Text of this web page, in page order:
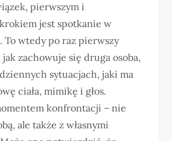
pierwszym i
jest spotkanie w
To wtedy po raz pierwszy
zachowuje się druga osoba,
sytuacjach, jaki ma
ciała, mimikę i głos.
konfrontacji – nie
ale także z własnymi